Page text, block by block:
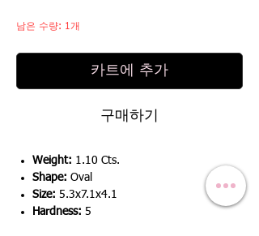
남은 수량: 1개
카트에 추가
구매하기
Weight: 1.10 Cts.
Shape: Oval
Size: 5.3x7.1x4.1
Hardness: 5